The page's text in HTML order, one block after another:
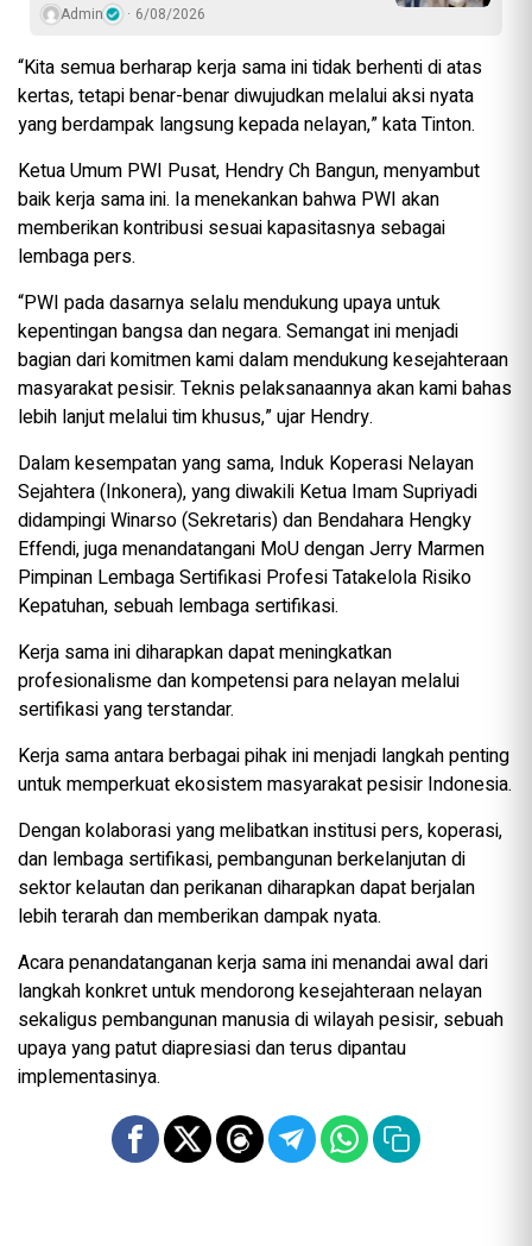
Admin 6/08/2026
“Kita semua berharap kerja sama ini tidak berhenti di atas
kertas, tetapi benar-benar diwujudkan melalui aksi nyata
yang berdampak langsung kepada nelayan,” kata Tinton.
Ketua Umum PWI Pusat, Hendry Ch Bangun, menyambut
baik kerja sama ini. Ia menekankan bahwa PWI akan
memberikan kontribusi sesuai kapasitasnya sebagai
lembaga pers.
“PWI pada dasarnya selalu mendukung upaya untuk
kepentingan bangsa dan negara. Semangat ini menjadi
bagian dari komitmen kami dalam mendukung kesejahteraan
masyarakat pesisir. Teknis pelaksanaannya akan kami bahas
lebih lanjut melalui tim khusus,” ujar Hendry.
Dalam kesempatan yang sama, Induk Koperasi Nelayan
Sejahtera (Inkonera), yang diwakili Ketua Imam Supriyadi
didampingi Winarso (Sekretaris) dan Bendahara Hengky
Effendi, juga menandatangani MoU dengan Jerry Marmen
Pimpinan Lembaga Sertifikasi Profesi Tatakelola Risiko
Kepatuhan, sebuah lembaga sertifikasi.
Kerja sama ini diharapkan dapat meningkatkan
profesionalisme dan kompetensi para nelayan melalui
sertifikasi yang terstandar.
Kerja sama antara berbagai pihak ini menjadi langkah penting
untuk memperkuat ekosistem masyarakat pesisir Indonesia.
Dengan kolaborasi yang melibatkan institusi pers, koperasi,
dan lembaga sertifikasi, pembangunan berkelanjutan di
sektor kelautan dan perikanan diharapkan dapat berjalan
lebih terarah dan memberikan dampak nyata.
Acara penandatanganan kerja sama ini menandai awal dari
langkah konkret untuk mendorong kesejahteraan nelayan
sekaligus pembangunan manusia di wilayah pesisir, sebuah
upaya yang patut diapresiasi dan terus dipantau
implementasinya.